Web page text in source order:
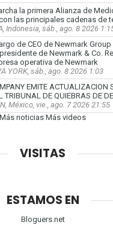
la primera Alianza de
las principales cadenas de
Indonesia, sáb., ago. 8 2026
de CEO de Newmark
de Newmark & Co.
operativa de Newmark
YORK, sáb., ago. 8 2026 1:03
EMITE ACTUALIZACION
TRIBUNAL DE QUIEBRAS DE
México, vie., ago. 7 2026 21:55
Más noticias Más videos
VISITAS
ESTAMOS EN
Bloguers.net